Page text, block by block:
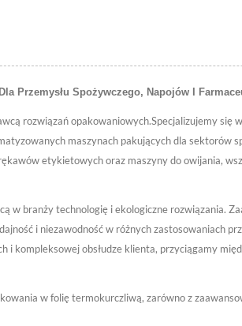
Przemysłu Spożywczego, Napojów I
rozwiązań opakowaniowych.Specjalizujemy się
maszynach pakujących dla sektorów
etykietowych oraz maszyny do owijania,
w branży technologię i ekologiczne rozwiązania.
i niezawodność w różnych zastosowaniach
kompleksowej obsłudze klienta, przyciągamy
w folię termokurczliwą, zarówno z